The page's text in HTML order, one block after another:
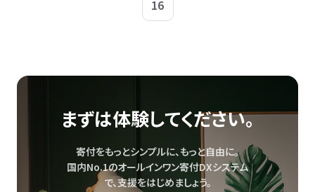
16
まずは体験してください。
寄付をもっとシンプルに、もっと自由に。
国内No.1のオールインワン寄付DXシステム
で、支援をはじめましょう。